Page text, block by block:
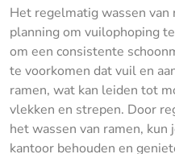
Het regelmatig wassen
planning om vuilophoping
om een consistente
te voorkomen dat vuil en
ramen, wat kan leiden tot
vlekken en strepen. Door
het wassen van ramen,
kantoor behouden en